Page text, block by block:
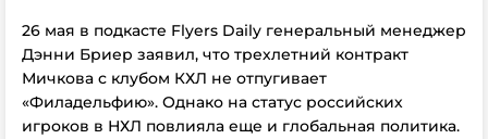
26 мая в подкасте Flyers Daily генеральный менеджер
Дэнни Бриер заявил, что трехлетний контракт
Мичкова с клубом КХЛ не отпугивает
«Филадельфию». Однако на статус российских
игроков в НХЛ повлияла еще и глобальная политика.